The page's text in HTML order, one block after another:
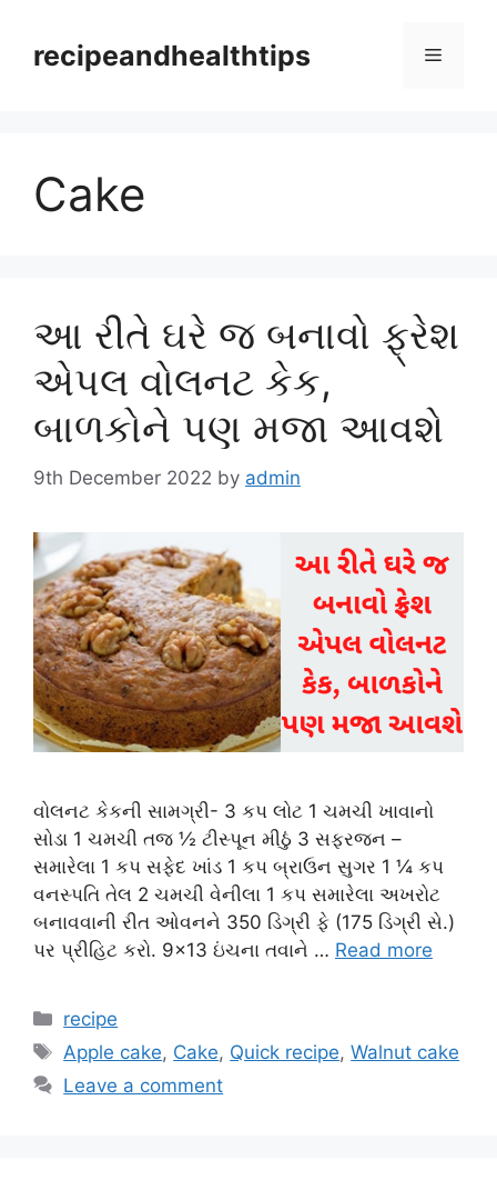
contentrecipeandhealthtips Menu
Cake
આ રીતે ઘરે જ બનાવો ફ્રેશ
એપલ વોલનટ કેક,
બાળકોને પણ મજા આવશે
9th December 2022 by admin
વોલનટ કેકની સામગ્રી- 3 કપ લોટ 1 ચમચી ખાવાનો
સોડા 1 ચમચી તજ ½ ટીસ્પૂન મીઠું 3 સફરજન –
સમારેલા 1 કપ સફેદ ખાંડ 1 કપ બ્રાઉન સુગર 1 ¼ કપ
વનસ્પતિ તેલ 2 ચમચી વેનીલા 1 કપ સમારેલા અખરોટ
બનાવવાની રીત ઓવનને 350 ડિગ્રી ફે (175 ડિગ્રી સે.)
પર પ્રીહિટ કરો. 9×13 ઇંચના તવાને … Read more
Categories
recipe
Tags
Apple cake, Cake, Quick recipe,Walnut cake
Leave a comment